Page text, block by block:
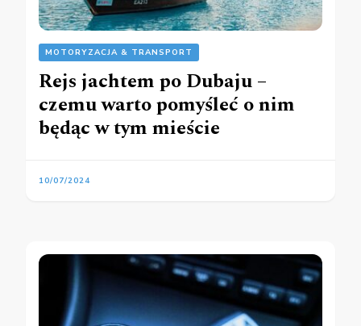
MOTORYZACJA & TRANSPORT
Rejs jachtem po Dubaju –
czemu warto pomyśleć o nim
będąc w tym mieście
10/07/2024